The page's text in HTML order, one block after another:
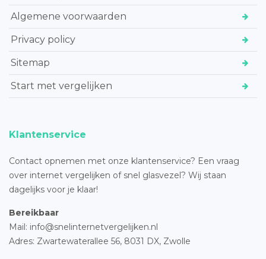
Algemene voorwaarden
Privacy policy
Sitemap
Start met vergelijken
Klantenservice
Contact opnemen met onze klantenservice? Een vraag
over internet vergelijken of snel glasvezel? Wij staan
dagelijks voor je klaar!
Bereikbaar
Mail: info@snelinternetvergelijken.nl
Adres: Zwartewaterallee 56, 8031 DX, Zwolle